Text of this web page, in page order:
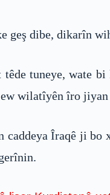
geş dibe, dikarîn
tuneye, wate
wilatîyên îro
Îraqê ji